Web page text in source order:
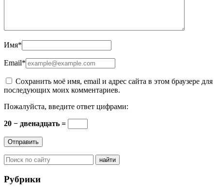
Имя*
Email*
Сохранить моё имя, email и адрес сайта в этом браузере для
последующих моих комментариев.
Пожалуйста, введите ответ цифрами:
20 − двенадцать =
Рубрики